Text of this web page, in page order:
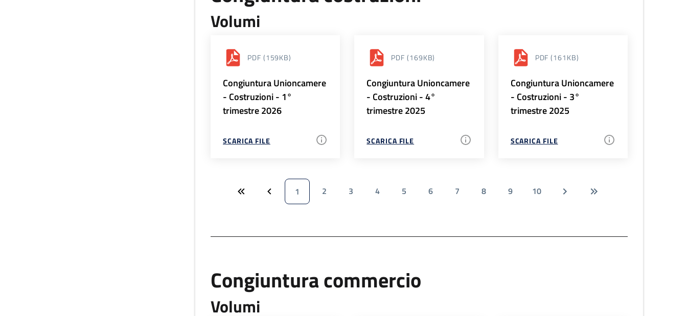
Volumi
PDF (159KB)
Congiuntura Unioncamere
- Costruzioni - 1°
trimestre 2026
SCARICA FILE
PDF (169KB)
Congiuntura Unioncamere
- Costruzioni - 4°
trimestre 2025
SCARICA FILE
PDF (161KB)
Congiuntura Unioncamere
- Costruzioni - 3°
trimestre 2025
SCARICA FILE
1 2 3 4 5 6 7 8 9 10
Congiuntura commercio
Volumi